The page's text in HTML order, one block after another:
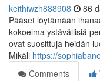
keithiwzh888908 86
Pääset löytämään
kokoelma ystävällisiä
ovat suosittuja heidän
Mikäli https://
Comments